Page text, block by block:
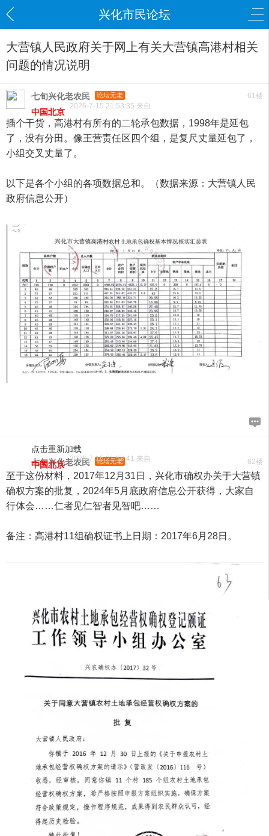
兴化市民论坛
大营镇人民政府关于网上有关大营镇高港村相关
问题的情况说明
61楼
七旬兴化老农民 论坛元老
2026-7-15 21:53:35 来自
中国北京
插个干货，高港村有所有的二轮承包数据，1998年是延包
了，没有分田。像王营责任区四个组，是复尺丈量延包了，
小组交叉丈量了。
以下是各个小组的各项数据总和。（数据来源：大营镇人民
政府信息公开）
点击重新加载
62楼
七旬兴化老农民 论坛元老
2026-7-15 21:58:41 来自
中国北京
至于这份材料，2017年12月31日，兴化市确权办关于大营镇
确权方案的批复，2024年5月底政府信息公开获得，大家自
行体会……仁者见仁智者见智吧……
备注：高港村11组确权证书上日期：2017年6月28日。